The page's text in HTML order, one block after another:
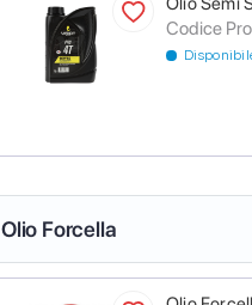
Codice
Olio Forcella